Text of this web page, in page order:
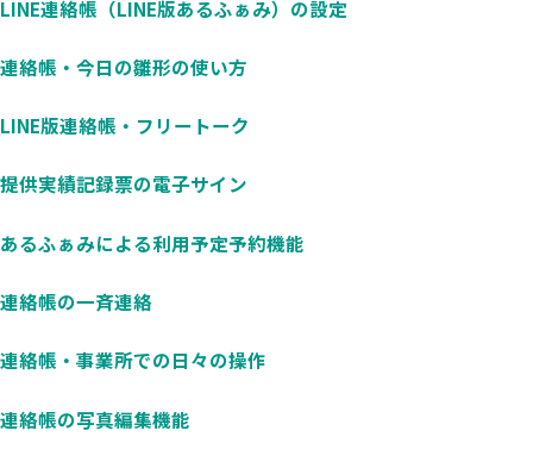
LINE連絡帳（LINE版あるふぁみ）の設定
連絡帳・今日の雛形の使い方
LINE版連絡帳・フリートーク
提供実績記録票の電子サイン
あるふぁみによる利用予定予約機能
連絡帳の一斉連絡
連絡帳・事業所での日々の操作
連絡帳の写真編集機能